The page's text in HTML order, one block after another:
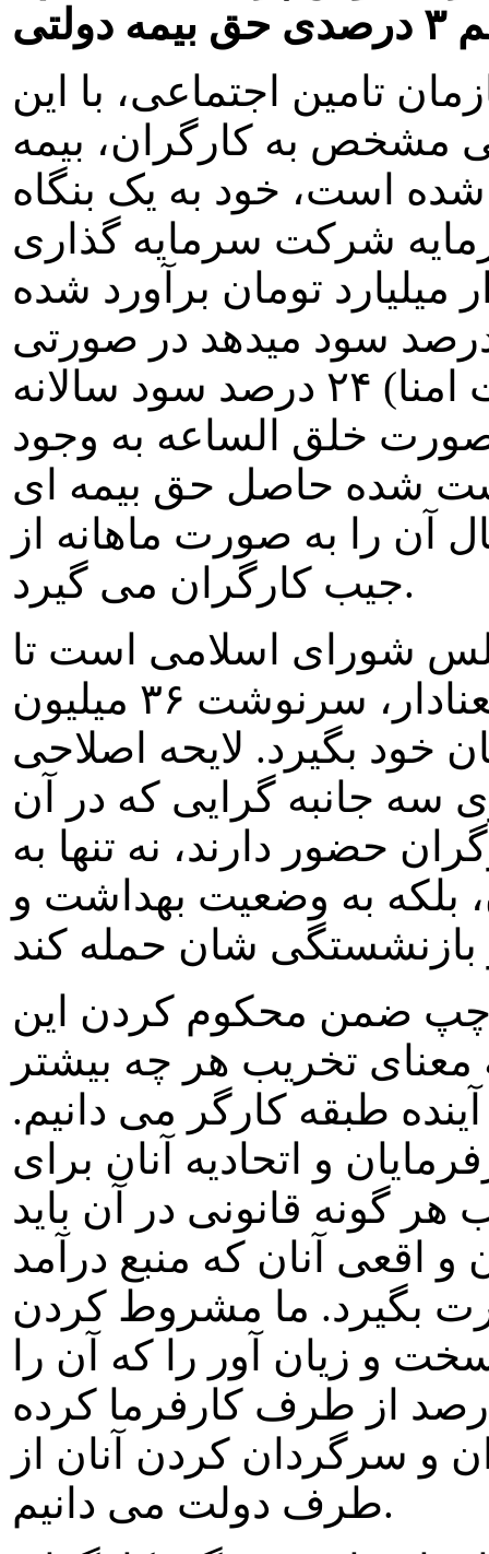
تامين اجتماعی، با اين
مشخص به کارگران، بيمه
است، خود به يک بنگاه
شرکت سرمايه گذاری
اجتماعی ۱۲۰ هزار ميليارد تومان برآورد شده
اين شرکت سالانه حدوداً ۳ درصد سود ميدهد در صورتی
که بايد ۱۹ يا (براساس ابلاغ هیأت امنا) ۲۴ درصد سود سالانه
خلق الساعه به وجود
شده حاصل حق بيمه ای
آن را به صورت ماهانه از
جيب کارگران می گيرد.
شورای اسلامی است تا
با تصويب درمجلس و در سکوتی معنادار، سرنوشت ۳۶ ميليون
خود بگيرد. لايحه اصلاحی
سه جانبه گرايی که در آن
حضور دارند، نه تنها به
بلکه به وضعيت بهداشت و
چپ ضمن محکوم کردن اين
معنای تخريب هر چه بيشتر
طبقه کارگر می دانيم.
و اتحاديه آنان برای
گونه قانونی در آن بايد
و اقعی آنان که منبع درآمد
بگيرد. ما مشروط کردن
و زيان آور را که آن را
به پرداخت حق بيمه ۴ درصد از طرف کارفرما کرده
و سرگردان کردن آنان از
طرف دولت می دانيم.